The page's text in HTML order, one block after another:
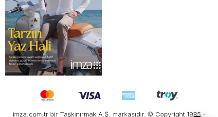
imza.com.tr bir Taşkınırmak A.Ş. markasıdır. © Copyright 1985 -